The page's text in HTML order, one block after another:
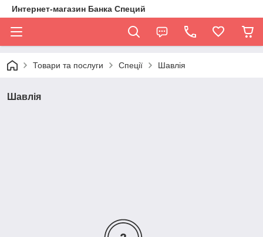
Интернет-магазин Банка Специй
Товари та послуги Спеції Шавлія
Шавлія